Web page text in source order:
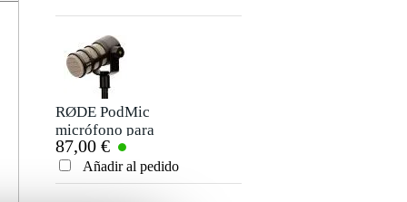
RØDE PodMic
micrófono para
podcast
87,00 €
Añadir al pedido